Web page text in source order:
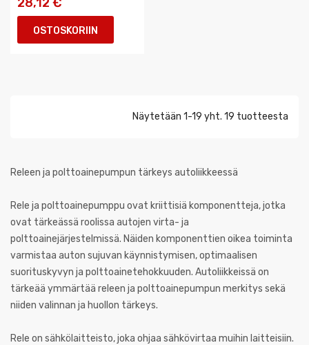
OSTOSKORIIN
Näytetään 1-19 yht. 19 tuotteesta
Releen ja polttoainepumpun tärkeys autoliikkeessä
Rele ja polttoainepumppu ovat kriittisiä komponentteja, jotka
ovat tärkeässä roolissa autojen virta- ja
polttoainejärjestelmissä. Näiden komponenttien oikea toiminta
varmistaa auton sujuvan käynnistymisen, optimaalisen
suorituskyvyn ja polttoainetehokkuuden. Autoliikkeissä on
tärkeää ymmärtää releen ja polttoainepumpun merkitys sekä
niiden valinnan ja huollon tärkeys.
Rele on sähkölaitteisto, joka ohjaa sähkövirtaa muihin laitteisiin.